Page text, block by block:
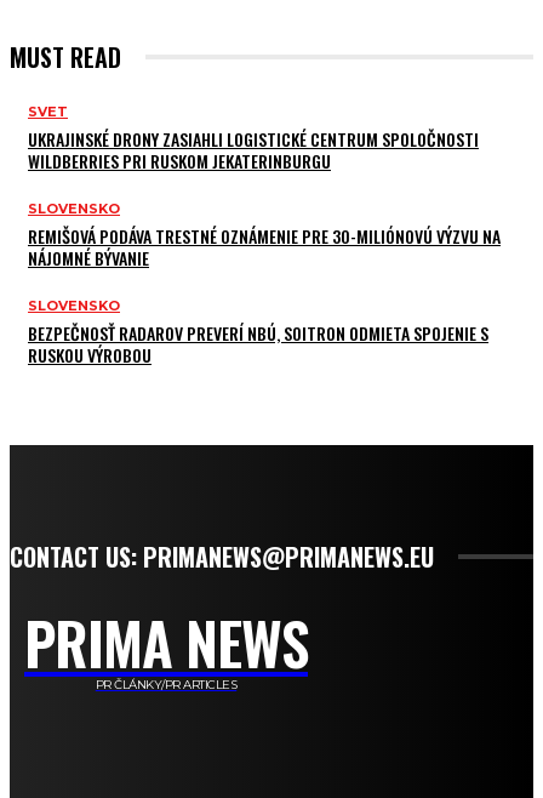
MUST READ
SVET
UKRAJINSKÉ DRONY ZASIAHLI LOGISTICKÉ CENTRUM SPOLOČNOSTI
WILDBERRIES PRI RUSKOM JEKATERINBURGU
SLOVENSKO
REMIŠOVÁ PODÁVA TRESTNÉ OZNÁMENIE PRE 30-MILIÓNOVÚ VÝZVU NA
NÁJOMNÉ BÝVANIE
SLOVENSKO
BEZPEČNOSŤ RADAROV PREVERÍ NBÚ, SOITRON ODMIETA SPOJENIE S
RUSKOU VÝROBOU
CONTACT US: PRIMANEWS@PRIMANEWS.EU
PRIMA NEWS
PR ČLÁNKY/PR ARTICLES